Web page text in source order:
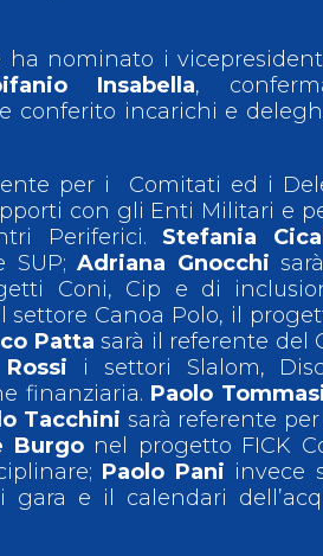
ha nominato i
Insabella,
e conferito incarichi e
per i Comitati ed i
con gli Enti Militari e
Periferici. Stefania
SUP;Adriana Gnocchi
Coni, Cip e di
settore Canoa Polo, il
Patta sarà il referente del
i settori Slalom,
finanziaria. Paolo
Tacchini sarà referente
Burgonel progetto FICK
Paolo Pani invece
gara e il calendari